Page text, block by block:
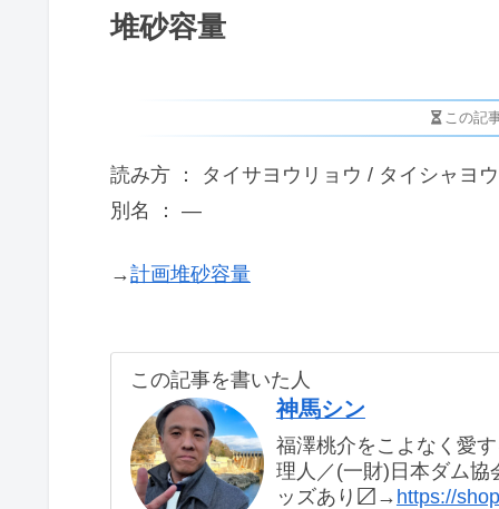
堆砂容量
この記
読み方 ： タイサヨウリョウ / タイシャヨ
別名 ： ―
→計画堆砂容量
この記事を書いた人
神馬シン
福澤桃介をこよなく愛
理人／(一財)日本ダム協
ッズあり〼→ https://